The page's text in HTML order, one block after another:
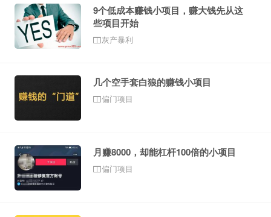
9个低成本赚钱小项目，赚大钱先从这
些项目开始
灰产暴利
几个空手套白狼的赚钱小项目
偏门项目
月赚8000，却能杠杆100倍的小项目
偏门项目